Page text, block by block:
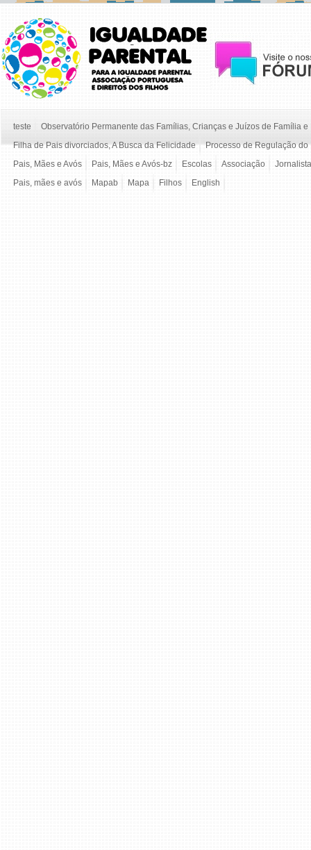
teste
Observatório Permanente das Famílias, Crianças e Juízos de Família e
Filha de Pais divorciados, A Busca da Felicidade
Processo de Regulação
Pais, Mães e Avós
Pais, Mães e Avós-bz Escolas Associação
Pais, mães e avós
Mapab Mapa Filhos English